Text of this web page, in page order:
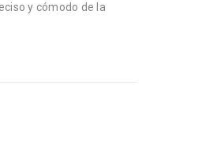
y cómodo de la